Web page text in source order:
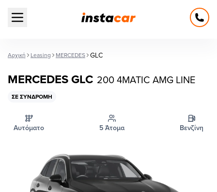
Open main menu
Αρχική Leasing MERCEDES GLC
MERCEDES GLC 200 4MATIC AMG LINE
ΣΕ ΣΥΝΔΡΟΜΉ
Αυτόματο 5 Άτομα Βενζίνη